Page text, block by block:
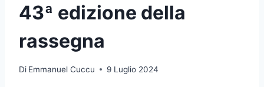
43ª edizione della
rassegna
Di Emmanuel Cuccu 9 Luglio 2024